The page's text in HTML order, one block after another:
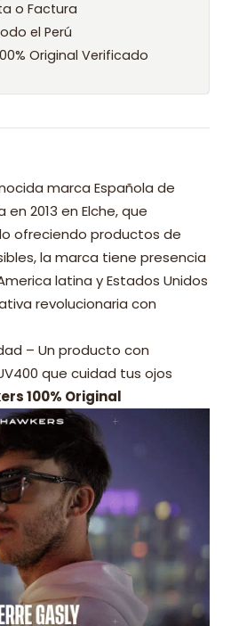
o Factura
el Perú
Original Verificado
marca Española de
2013 en Elche, que
ofreciendo productos de
la marca tiene presencia
latina y Estados Unidos
revolucionaria con
– Un producto con
que cuidad tus ojos
100% Original